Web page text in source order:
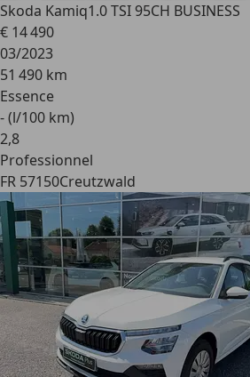
Skoda Kamiq1.0 TSI 95CH BUSINESS
€ 14 490
03/2023
51 490 km
Essence
- (l/100 km)
2,8
Professionnel
FR 57150Creutzwald